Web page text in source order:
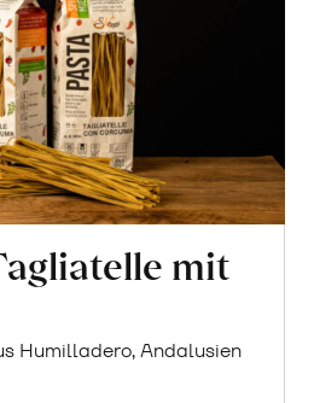
mit
Humilladero, Andalusien